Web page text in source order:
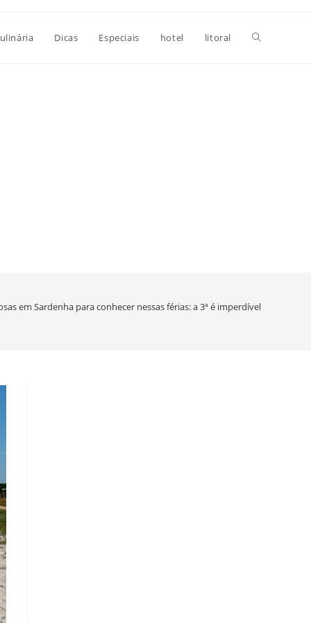
Dicas Especiais hotel litoral Alternar
em Sardenha para conhecer nessas férias: a 3ª é imperdível